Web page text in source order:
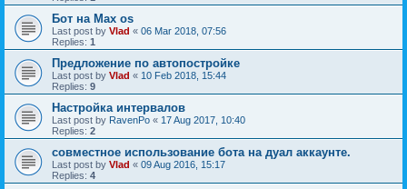
Бот на Max os
Last post by Vlad « 06 Mar 2018, 07:56
Replies: 1
Предложение по автопостройке
Last post by Vlad « 10 Feb 2018, 15:44
Replies: 9
Настройка интервалов
Last post by RavenPo « 17 Aug 2017, 10:40
Replies: 2
совместное использование бота на дуал аккаунте.
Last post by Vlad « 09 Aug 2016, 15:17
Replies: 4